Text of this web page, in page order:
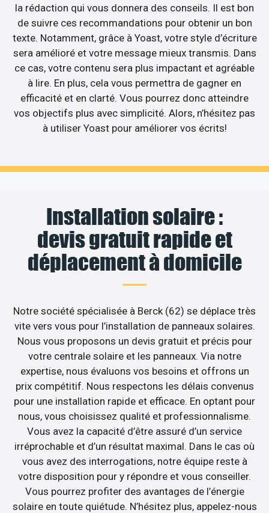
la rédaction qui vous donnera des conseils. Il est bon
de suivre ces recommandations pour obtenir un bon
texte. Notamment, grâce à Yoast, votre style d’écriture
sera amélioré et votre message mieux transmis. Dans
ce cas, votre contenu sera plus impactant et agréable
à lire. En plus, cela vous permettra de gagner en
efficacité et en clarté. Vous pourrez donc atteindre
vos objectifs plus avec simplicité. Alors, n’hésitez pas
à utiliser Yoast pour améliorer vos écrits!
Installation solaire :
devis gratuit rapide et
déplacement à domicile
Notre société spécialisée à Berck (62) se déplace très
vite vers vous pour l’installation de panneaux solaires.
Nous vous proposons un devis gratuit et précis pour
votre centrale solaire et les panneaux. Via notre
expertise, nous évaluons vos besoins et offrons un
prix compétitif. Nous respectons les délais convenus
pour une installation rapide et efficace. En optant pour
nous, vous choisissez qualité et professionnalisme.
Vous avez la capacité d’être assuré d’un service
irréprochable et d’un résultat maximal. Dans le cas où
vous avez des interrogations, notre équipe reste à
votre disposition pour y répondre et vous conseiller.
Vous pourrez profiter des avantages de l’énergie
solaire en toute quiétude. N’hésitez plus, appelez-nous